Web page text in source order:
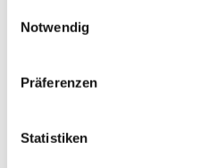
Notwendig
Präferenzen
Statistiken
Гибкие медные шины
Panel, fuse holders
Принадлежности